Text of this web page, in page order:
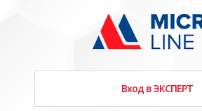
Вход в ЭКСПЕРТ